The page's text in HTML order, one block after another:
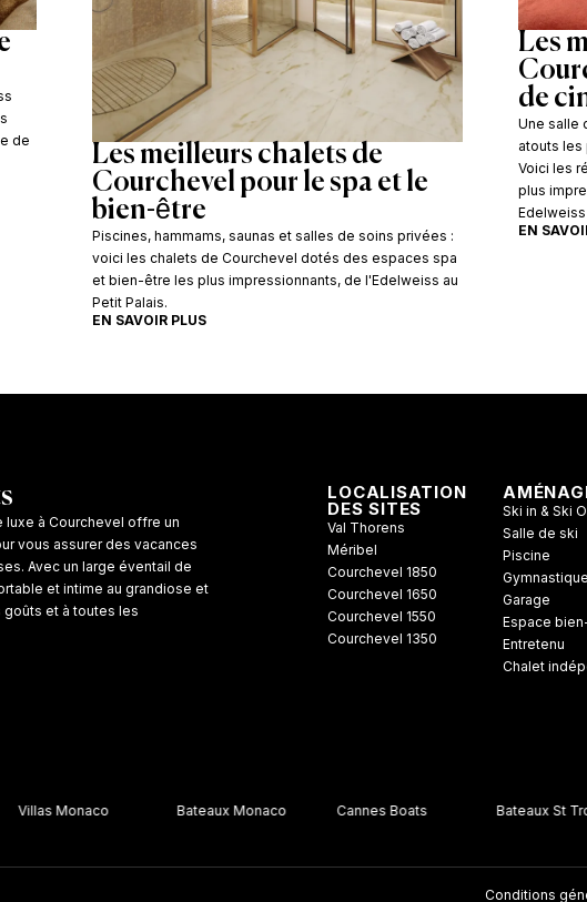
de
Les meilleurs chalets de
Courchevel pour le spa et le
bien-être
Piscines, hammams, saunas et salles de soins privées :
voici les chalets de Courchevel dotés des espaces spa
et bien-être les plus impressionnants, de l'Edelweiss au
Petit Palais.
EN SAVOIR PLUS
Les
de
Une salle
atouts les
Voici les
plus
Edelweiss
EN
à Courchevel offre un
vous assurer des vacances
Avec un large éventail de
et intime au grandiose et
et à toutes les
LOCALISATION
DES SITES
Val Thorens
Méribel
Courchevel 1850
Courchevel 1650
Courchevel 1550
Courchevel 1350
Ski in & Ski
Salle de ski
Piscine
Gymnastique
Garage
Espace
Entretenu
Chalet
Villas Monaco Bateaux Monaco Cannes Boats Bateaux St
Conditions